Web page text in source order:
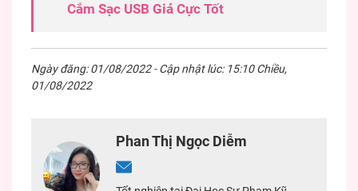
Cắm Sạc USB Giá Cực Tốt
Ngày đăng: 01/08/2022 - Cập nhật lúc: 15:10 Chiều,
01/08/2022
Phan Thị Ngọc Diễm